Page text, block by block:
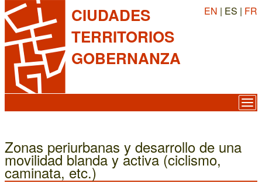
CIUDADES
TERRITORIOS
GOBERNANZA
EN | ES | FR
Zonas periurbanas y desarrollo de una
movilidad blanda y activa (ciclismo,
caminata, etc.)